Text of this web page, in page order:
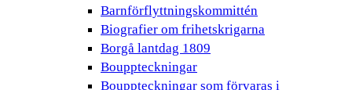
Barnförflyttningskommittén
Biografier om frihetskrigarna
Borgå lantdag 1809
Bouppteckningar
Bouppteckningar som förvaras i